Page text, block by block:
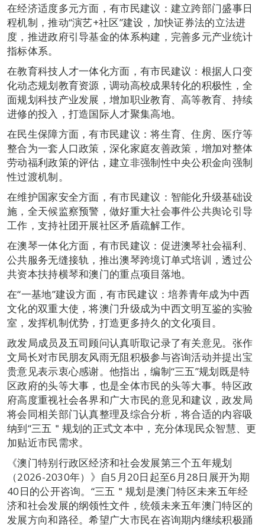
在经济适度多元方面，有市民建议：建立跨部门盛事日
程机制，推动“演艺+社区”建设，加快证券法的立法进
度，推进政府引导基金的体系构建，完善多元产业统计
指标体系。
在教育科技人才一体化方面，有市民建议：根据人口变
化动态规划教育资源，调动高校成果转化的积极性，全
面规划科技产业发展，增加职业教育、高等教育、持续
进修的投入，打造国际人才聚集高地。
在民生保障方面，有市民建议：将生育、住房、医疗等
整合为一套人口政策，深化家庭友善政策，增加对整体
劳动福利政策的评估，建立非强制性中央公积金向强制
性过渡机制。
在维护国家安全方面，有市民建议：智能化升级基础设
施，全天候监察预警，做好重大社会事件公共舆论引导
工作，支持社团开展社区矛盾疏解工作。
在澳琴一体化方面，有市民建议：促进澳琴社会福利、
公共服务无缝接轨，推出澳琴跨境订单式培训，透过公
共资本扶持横琴和澳门的重点项目落地。
在“一基地”建设方面，有市民建议：培养青年成为中西
文化的双重大使，将澳门升级成为中西文明互鉴的实验
室，发挥机制优势，打造更多持久的文化项目。
政发局成员及五司顾问认真听取记录了有关意见。张作
文局长对市民朋友风雨无阻积极参与咨询活动并提出宝
贵意见表示衷心感谢。他指出，编制“三五”规划既是特
区政府的头等大事，也是全体市民的头等大事。特区政
府高度重视社会各界和广大市民的意见和建议，政发局
将会同相关部门认真整理及综合分析，将合适的内容吸
纳到“三五＂规划的正式文本中，充分体现民众智慧、更
加贴近市民需求。
《澳门特别行政区经济和社会发展第三个五年规划
（2026-2030年）》自5月20日起至6月28日展开为期
40日的公开咨询。“三五＂规划是澳门特区未来五年经
济和社会发展的纲领性文件，统领未来五年澳门特区的
发展方向和路径。希望广大市民在咨询期内继续积极踊